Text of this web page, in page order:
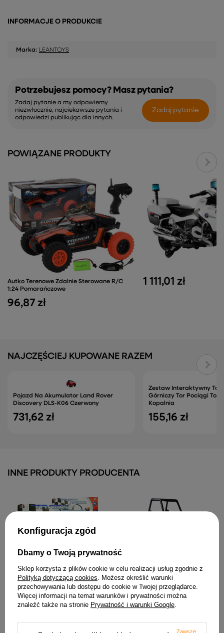
INFORMACJE O PRODUKCIE
Marka: LEANTOYS
Potrzebujesz pomocy? Masz pytania?
Zadaj pytanie a my odpowiemy
niezwłocznie, najciekawsze pytania i
odpowiedzi publikując dla innych.
Zadaj pytanie
POWIĄZANE PRODUKTY
Autko Terenowe Zdalnie Sterowane R/C
1:24 Pomarańczowe
96,87 zł
1 111,01 zł
NAJCZĘŚCIEJ KUPOWANE RAZEM
Pojazd Na Akumulator Land Rover
Discovery DLS-K06 Czerwony
731,62 zł
Zestaw Interaktywny Tor
Górniczy Tor Pociągi
Kopalnia
155,16 zł
INNE PRODUKTY PRODUCENTA
Racing Dwa Auta Pętle
Zasilacz 565 cm
127,05 zł
Terenowe JS360-1 Światła
LED MP3 Pilot Czarny
2 036,94 zł
Konfiguracja zgód
Dbamy o Twoją prywatność
Sklep korzysta z plików cookie w celu realizacji usług zgodnie z
Polityką dotyczącą cookies . Możesz określić warunki
przechowywania lub dostępu do cookie w Twojej przeglądarce.
Więcej informacji na temat warunków i prywatności można
znaleźć także na stronie Prywatność i warunki Google
Zawsze